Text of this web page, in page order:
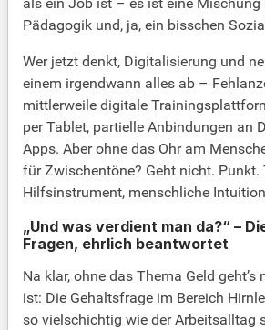
Pädagogik und, ja, ein bisschen
Wer jetzt denkt, Digitalisierung und
einem irgendwann alles ab –
mittlerweile digitale
per Tablet, partielle Anbindungen an
Apps. Aber ohne das Ohr am
für Zwischentöne? Geht nicht. Punkt.
Hilfsinstrument, menschliche
„Und was verdient man da?“ –
Fragen, ehrlich beantwortet
Na klar, ohne das Thema Geld geht’s
ist: Die Gehaltsfrage im Bereich
so vielschichtig wie der Arbeitsalltag